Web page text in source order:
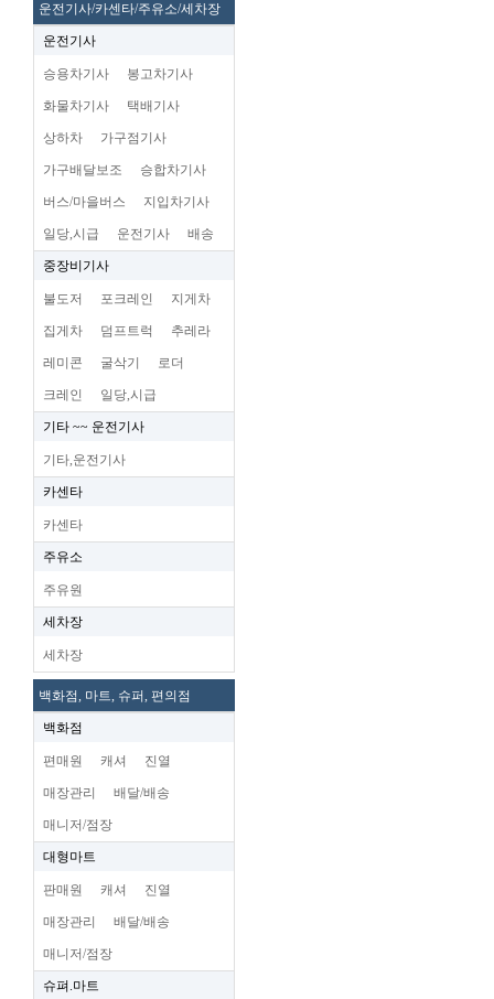
운전기사/카센타/주유소/세차장
운전기사
승용차기사 봉고차기사
화물차기사 택배기사
상하차 가구점기사
가구배달보조 승합차기사
버스/마을버스 지입차기사
일당,시급 운전기사 배송
중장비기사
불도저 포크레인 지게차
집게차 덤프트럭 추레라
레미콘 굴삭기 로더
크레인 일당,시급
기타 ~~ 운전기사
기타,운전기사
카센타
카센타
주유소
주유원
세차장
세차장
백화점, 마트, 슈퍼, 편의점
백화점
편매원 캐셔 진열
매장관리 배달/배송
매니저/점장
대형마트
판매원 캐셔 진열
매장관리 배달/배송
매니저/점장
슈펴.마트